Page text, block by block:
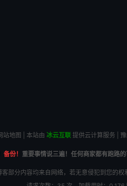
站地图 | 本站由 冰云互联 提供云计算服务 |
份！ 重要事情说三遍！任何商家都有跑路
部分内容均来自网络，若无意侵犯到您的